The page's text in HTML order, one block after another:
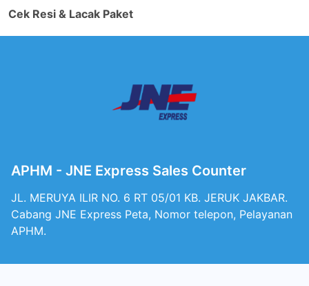
Cek Resi & Lacak Paket
APHM - JNE Express Sales Counter
JL. MERUYA ILIR NO. 6 RT 05/01 KB. JERUK JAKBAR.
Cabang JNE Express Peta, Nomor telepon, Pelayanan
APHM.